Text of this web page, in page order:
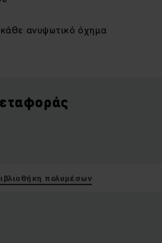
ανυψωτικό όχημα
πολυμέσων